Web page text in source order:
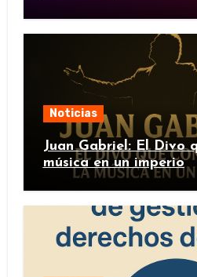
Noticias
Juan Gabriel: El Divo
música en un imperio